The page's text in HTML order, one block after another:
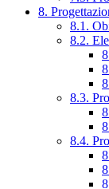
8.
8.1.
8.2.
8.3.
8.4.